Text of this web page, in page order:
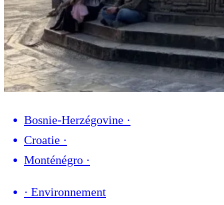
Bosnie-Herzégovine ·
Croatie ·
Monténégro ·
· Environnement